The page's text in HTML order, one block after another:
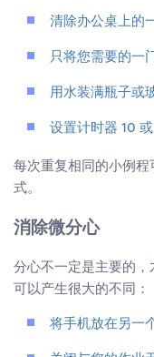
清除办公桌上的
只将您需要的一
用水装满瓶子或
设置计时器 10 或
每次重复相同的小例
式。
消除微分心
分心不一定是主要的
可以产生很大的不同：
将手机放在另一